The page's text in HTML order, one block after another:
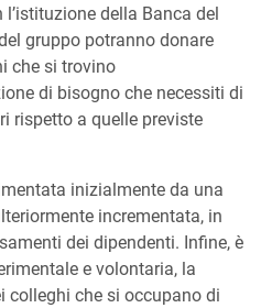
della Banca del
gruppo potranno donare
che si trovino
di bisogno che necessiti di
rispetto a quelle previste
inizialmente da una
incrementata, in
dei dipendenti. Infine, è
e volontaria, la
colleghi che si occupano di